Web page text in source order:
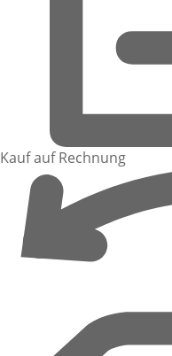
Kauf auf Rechnung